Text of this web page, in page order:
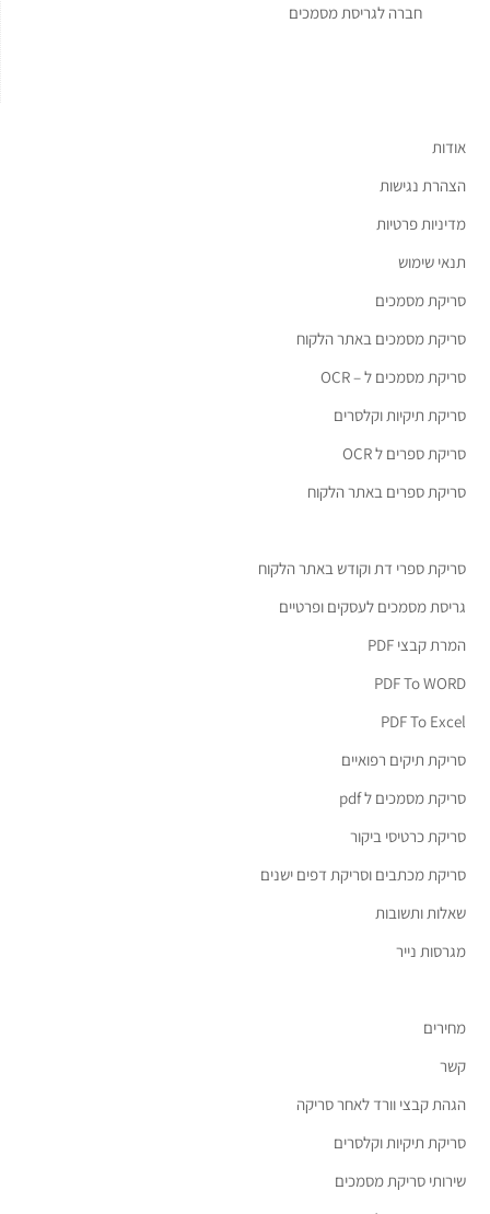
חברה לגריסת מסמכים
אודות
הצהרת נגישות
מדיניות פרטיות
תנאי שימוש
סריקת מסמכים
סריקת מסמכים באתר הלקוח
סריקת מסמכים ל – OCR
סריקת תיקיות וקלסרים
סריקת ספרים ל OCR
סריקת ספרים באתר הלקוח
סריקת ספרי דת וקודש באתר הלקוח
גריסת מסמכים לעסקים ופרטיים
המרת קבצי PDF
PDF To WORD
PDF To Excel
סריקת תיקים רפואיים
סריקת מסמכים ל pdf
סריקת כרטיסי ביקור
סריקת מכתבים וסריקת דפים ישנים
שאלות ותשובות
מגרסות נייר
מחירים
קשר
הגהת קבצי וורד לאחר סריקה
סריקת תיקיות וקלסרים
שירותי סריקת מסמכים